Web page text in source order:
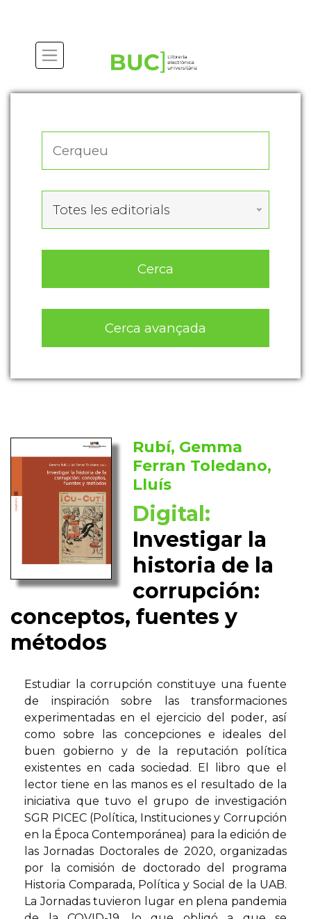
Totes les editorials
Cerca
Cerca avançada
Rubí, Gemma
Ferran Toledano,
Lluís
Digital:
Investigar la
historia de la
corrupción:
conceptos, fuentes y
métodos
Estudiar la corrupción constituye una fuente
de inspiración sobre las transformaciones
experimentadas en el ejercicio del poder, así
como sobre las concepciones e ideales del
buen gobierno y de la reputación política
existentes en cada sociedad. El libro que el
lector tiene en las manos es el resultado de la
iniciativa que tuvo el grupo de investigación
SGR PICEC (Política, Instituciones y Corrupción
en la Época Contemporánea) para la edición de
las Jornadas Doctorales de 2020, organizadas
por la comisión de doctorado del programa
Historia Comparada, Política y Social de la UAB.
La Jornadas tuvieron lugar en plena pandemia